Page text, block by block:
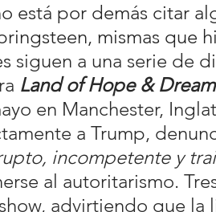
está por demás citar
mismas que
siguen a una serie de
Land of Hope &
en Manchester,
a Trump,
incompetente y
al autoritarismo.
advirtiendo que la